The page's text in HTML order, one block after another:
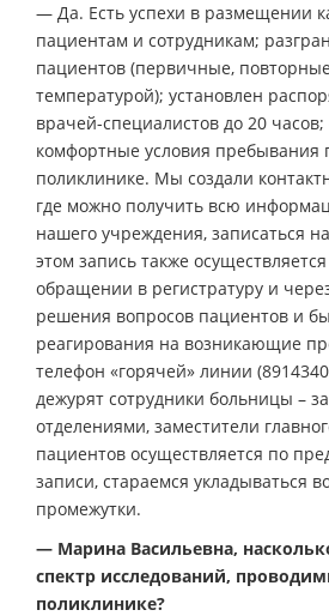
— Да. Есть успехи в размещении
пациентам и сотрудникам;
пациентов (первичные,
температурой); установлен
врачей-специалистов до 20
комфортные условия пребывания
поликлинике. Мы создали
где можно получить всю
нашего учреждения, записаться
этом запись также
обращении в регистратуру и
решения вопросов пациентов и
реагирования на возникающие
телефон «горячей» линии
дежурят сотрудники больницы –
отделениями, заместители
пациентов осуществляется по
записи, стараемся укладываться
промежутки.
— Марина Васильевна,
спектр исследований,
поликлинике?